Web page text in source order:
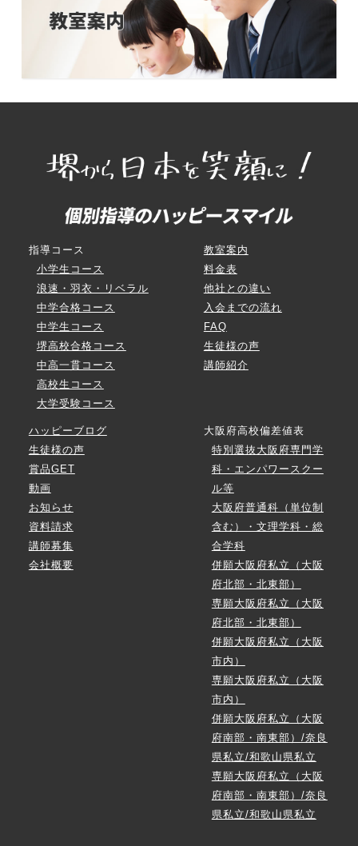
指導コース
小学生コース
浪速・羽衣・リベラル
中学合格コース
中学生コース
堺高校合格コース
中高一貫コース
高校生コース
大学受験コース
教室案内
料金表
他社との違い
入会までの流れ
FAQ
生徒様の声
講師紹介
ハッピーブログ
生徒様の声
賞品GET
動画
お知らせ
資料請求
講師募集
会社概要
大阪府高校偏差値表
特別選抜大阪府専門学
科・エンパワースクー
ル等
大阪府普通科（単位制
含む）・文理学科・総
合学科
併願大阪府私立（大阪
府北部・北東部）
専願大阪府私立（大阪
府北部・北東部）
併願大阪府私立（大阪
市内）
専願大阪府私立（大阪
市内）
併願大阪府私立（大阪
府南部・南東部）/奈良
県私立/和歌山県私立
専願大阪府私立（大阪
府南部・南東部）/奈良
県私立/和歌山県私立